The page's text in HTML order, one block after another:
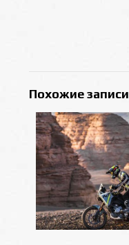
Похожие записи